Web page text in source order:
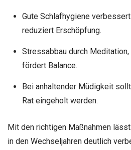
Gute Schlafhygiene
reduziert Erschöpfung.
Stressabbau durch
fördert Balance.
Bei anhaltender Müdigkeit
Rat eingeholt werden.
Mit den richtigen Maßnahmen
in den Wechseljahren deutlich